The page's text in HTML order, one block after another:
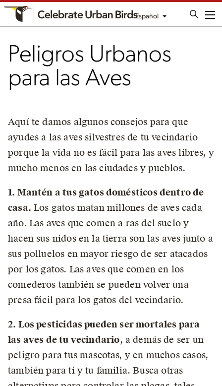
Español
Peligros Urbanos
para las Aves
Aquí te damos algunos consejos para que
ayudes a las aves silvestres de tu vecindario
porque la vida no es fácil para las aves libres, y
mucho menos en las ciudades y pueblos.
1. Mantén a tus gatos domésticos dentro de
casa. Los gatos matan millones de aves cada
año. Las aves que comen a ras del suelo y
hacen sus nidos en la tierra son las aves junto a
sus polluelos en mayor riesgo de ser atacados
por los gatos. Las aves que comen en los
comederos también se pueden volver una
presa fácil para los gatos del vecindario.
2. Los pesticidas pueden ser mortales para
las aves de tu vecindario, a demás de ser un
peligro para tus mascotas, y en muchos casos,
también para ti y tu familia. Busca otras